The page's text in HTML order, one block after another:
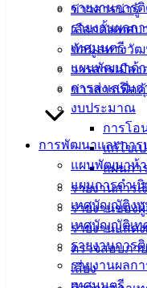
รายงานการ
รายงานผลก
เทศมนตรี
แผนพัฒนาด้า
การส่งเสริม
งบประมาณ
การโอ
แก้ไขเ
แผนกา
รายงานการเ
รายงานของ
รายงานแสด
ตรวจสอบภา
เสี่ยง
ข่าวสารน่ารู้
เลือกตั้งเทศบ
ข้อมูลทางวัฒ
วารสารเมือง
ข่าวสารเพื่อ
การพัฒนาและการ
แผนพัฒนาห้
แผนการดำเ
เทศบัญญัติงบ
เทศบัญญัติเท
รายงานการ
รายงานผลก
เทศมนตรี
26 มิ.ย. 2563 ประกาศเทศ
จ้างเหมาเอกชนเก็บขยะ
ด้วยวิธีประกวดราคาอิเล็
20 พ.ค. 2563 ประกาศเทศ
จ้างเหมาติดตั้งไฟฟ้า จำ
อิเล็กทรอนิกส์ (e-bidding)
13 พ.ค. 2563
ประกาศเท
ซื้อรถยนต์บรรทุกติดตั้งก
ประกวดราคาอิเล็กทรอนิ
07 พ.ค. 2563 ประกาศเทศ
จ้างปรับปรุงสะพานคอน
เทพธานี ด้วยวิธีประกวด
01 พ.ค. 2563 ประกาศเทศ
จ้างก่อสร้างถนนคอนกรี